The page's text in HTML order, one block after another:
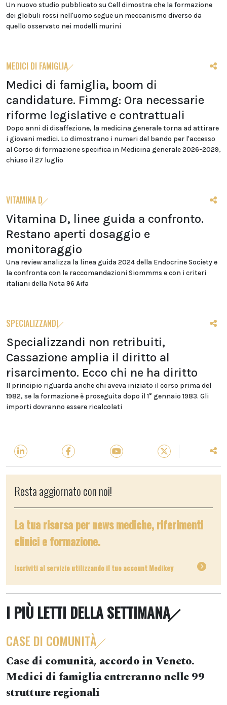
Un nuovo studio pubblicato su Cell dimostra che la formazione
dei globuli rossi nell'uomo segue un meccanismo diverso da
quello osservato nei modelli murini
MEDICI DI FAMIGLIA
Medici di famiglia, boom di
candidature. Fimmg: Ora necessarie
riforme legislative e contrattuali
Dopo anni di disaffezione, la medicina generale torna ad attirare
i giovani medici. Lo dimostrano i numeri del bando per l'accesso
al Corso di formazione specifica in Medicina generale 2026-2029,
chiuso il 27 luglio
VITAMINA D
Vitamina D, linee guida a confronto.
Restano aperti dosaggio e
monitoraggio
Una review analizza la linea guida 2024 della Endocrine Society e
la confronta con le raccomandazioni Siommms e con i criteri
italiani della Nota 96 Aifa
SPECIALIZZANDI
Specializzandi non retribuiti,
Cassazione amplia il diritto al
risarcimento. Ecco chi ne ha diritto
Il principio riguarda anche chi aveva iniziato il corso prima del
1982, se la formazione è proseguita dopo il 1° gennaio 1983. Gli
importi dovranno essere ricalcolati
Resta aggiornato con noi!
La tua risorsa per news mediche, riferimenti
clinici e formazione.
Iscriviti al servizio utilizzando il tuo account Medikey
I PIÙ LETTI DELLA SETTIMANA
CASE DI COMUNITÀ
Case di comunità, accordo in Veneto.
Medici di famiglia entreranno nelle 99
strutture regionali